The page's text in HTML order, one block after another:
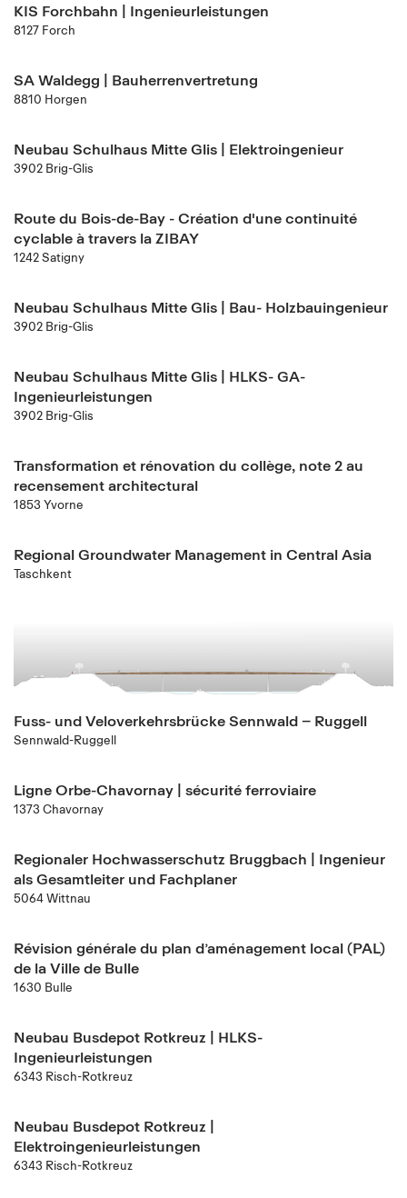
KIS Forchbahn | Ingenieurleistungen
8127 Forch
SA Waldegg | Bauherrenvertretung
8810 Horgen
Neubau Schulhaus Mitte Glis | Elektroingenieur
3902 Brig-Glis
Route du Bois-de-Bay - Création d'une continuité
cyclable à travers la ZIBAY
1242 Satigny
Neubau Schulhaus Mitte Glis | Bau- Holzbauingenieur
3902 Brig-Glis
Neubau Schulhaus Mitte Glis | HLKS- GA-
Ingenieurleistungen
3902 Brig-Glis
Transformation et rénovation du collège, note 2 au
recensement architectural
1853 Yvorne
Regional Groundwater Management in Central Asia
Taschkent
Fuss- und Veloverkehrsbrücke Sennwald – Ruggell
Sennwald-Ruggell
Ligne Orbe-Chavornay | sécurité ferroviaire
1373 Chavornay
Regionaler Hochwasserschutz Bruggbach | Ingenieur
als Gesamtleiter und Fachplaner
5064 Wittnau
Révision générale du plan d’aménagement local (PAL)
de la Ville de Bulle
1630 Bulle
Neubau Busdepot Rotkreuz | HLKS-
Ingenieurleistungen
6343 Risch-Rotkreuz
Neubau Busdepot Rotkreuz |
Elektroingenieurleistungen
6343 Risch-Rotkreuz